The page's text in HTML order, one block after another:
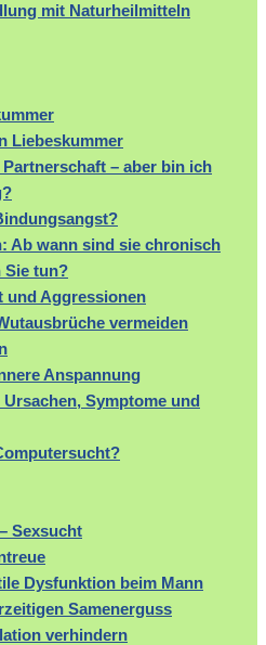
mit Naturheilmitteln
Liebeskummer
– aber bin ich
Ab wann sind sie chronisch
Sie tun?
und Aggressionen
vermeiden
Anspannung
Symptome und
Sexsucht
Dysfunktion beim Mann
Samenerguss
verhindern